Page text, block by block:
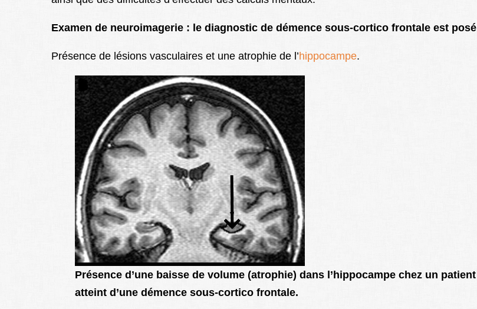
Examen de neuroimagerie : le diagnostic de démence sous-cortico frontale est posé
Présence de lésions vasculaires et une atrophie de l’hippocampe.
Présence d’une baisse de volume (atrophie) dans l’hippocampe chez un patient
atteint d’une démence sous-cortico frontale.